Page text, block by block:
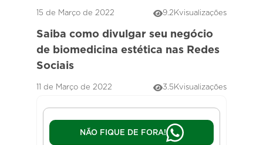
15 de Março de 2022 9.2Kvisualizações
Saiba como divulgar seu negócio
de biomedicina estética nas Redes
Sociais
11 de Março de 2022 3.5Kvisualizações
NÃO FIQUE DE FORA!